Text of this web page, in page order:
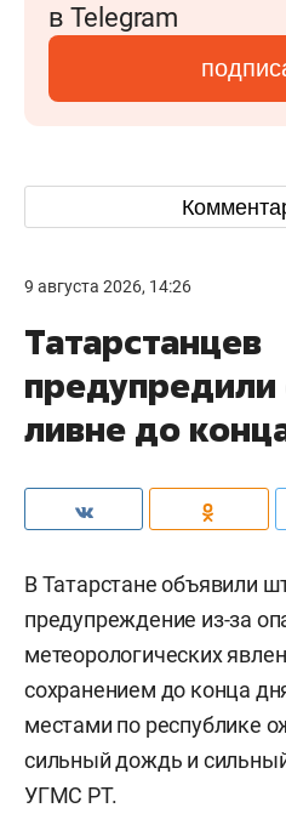
в Telegram
9 августа 2026, 14:26
Татарстанцев
ливне до
В Татарстане объявили
предупреждение из-за
метеорологических
сохранением до конца
местами по республике
сильный дождь и
УГМС РТ.